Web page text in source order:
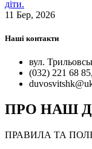
діти.
11 Бер, 2026
Наші контакти
вул.
(032) 221 68
ПРО НАШ
ПРАВИЛА ТА